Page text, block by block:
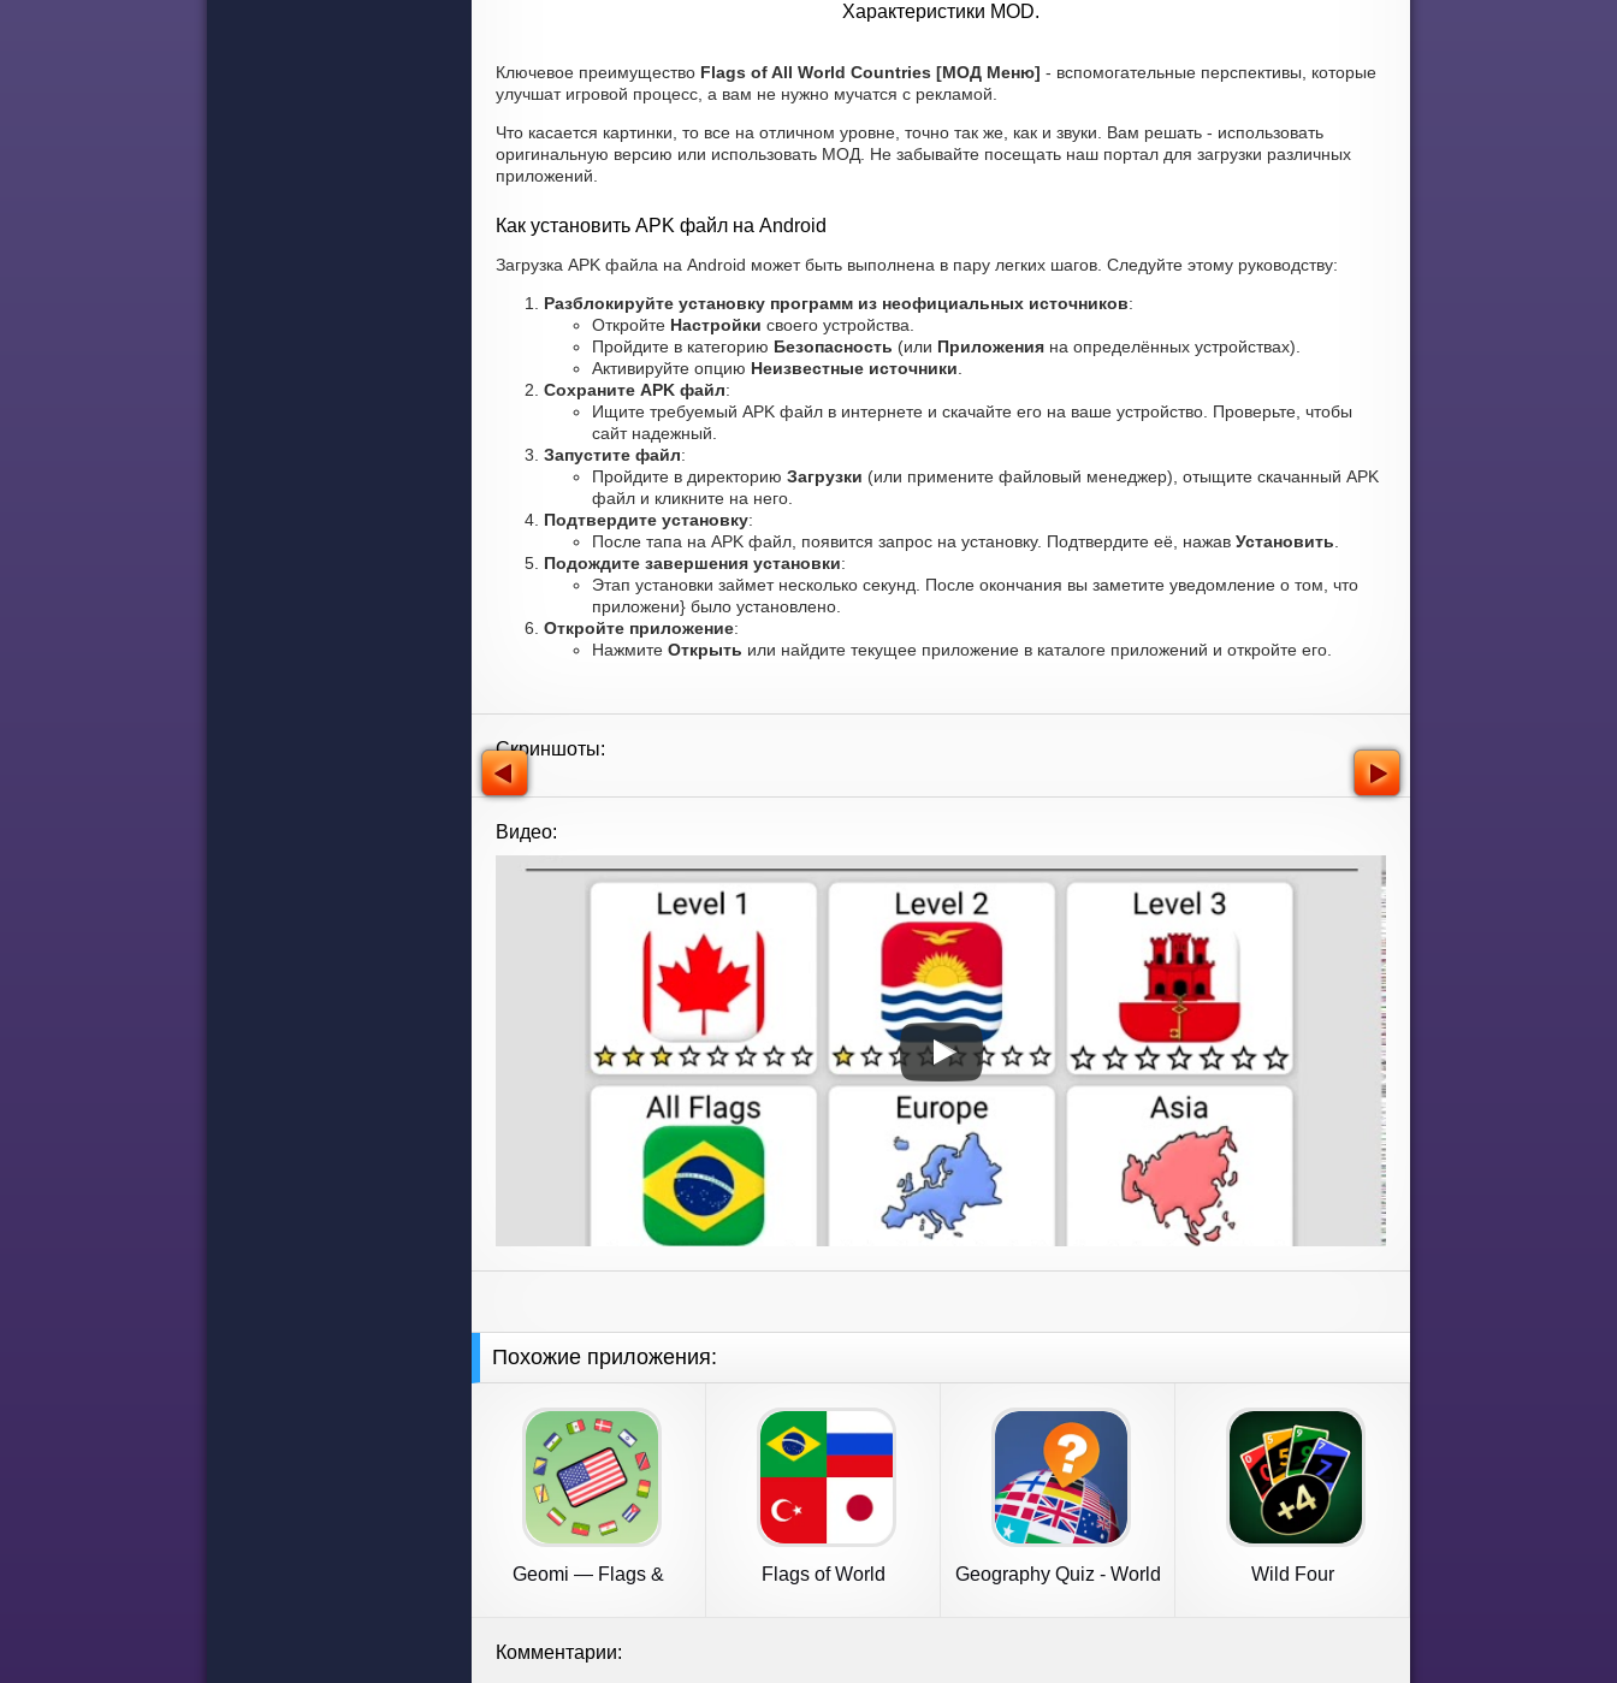
Характеристики MOD.
Ключевое преимущество Flags of All World Countries [МОД Меню] - вспомогательные перспективы, которые
улучшат игровой процесс, а вам не нужно мучатся с рекламой.
Что касается картинки, то все на отличном уровне, точно так же, как и звуки. Вам решать - использовать
оригинальную версию или использовать МОД. Не забывайте посещать наш портал для загрузки различных
приложений.
Как установить APK файл на Android
Загрузка APK файла на Android может быть выполнена в пару легких шагов. Следуйте этому руководству:
Разблокируйте установку программ из неофициальных источников:
Откройте Настройки своего устройства.
Пройдите в категорию Безопасность (или Приложения на определённых устройствах).
Активируйте опцию Неизвестные источники
Сохраните APK файл:
Ищите требуемый APK файл в интернете и скачайте его на ваше устройство. Проверьте, чтобы
сайт надежный.
Запустите файл:
Пройдите в директорию Загрузки (или примените файловый менеджер), отыщите скачанный APK
файл и кликните на него.
Подтвердите установку:
После тапа на APK файл, появится запрос на установку. Подтвердите её, нажав Установить
Подождите завершения установки:
Этап установки займет несколько секунд. После окончания вы заметите уведомление о том, что
приложени} было установлено.
Откройте приложение:
Нажмите Открыть или найдите текущее приложение в каталоге приложений и откройте его.
Скриншоты:
Видео:
Похожие приложения:
Geomi — Flags &
Flags of World
Geography Quiz - World
Wild Four
Комментарии: